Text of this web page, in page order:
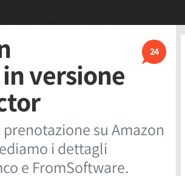
24
versione
su Amazon
i dettagli
e FromSoftware.